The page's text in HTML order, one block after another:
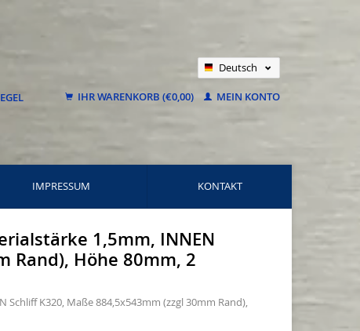
Deutsch
Français
IHR WARENKORB (€0,00) MEIN KONTO
IMPRESSUM KONTAKT
1,5mm, INNEN
Rand), Höhe 80mm, 2
K320, Maße 884,5x543mm (zzgl 30mm Rand),